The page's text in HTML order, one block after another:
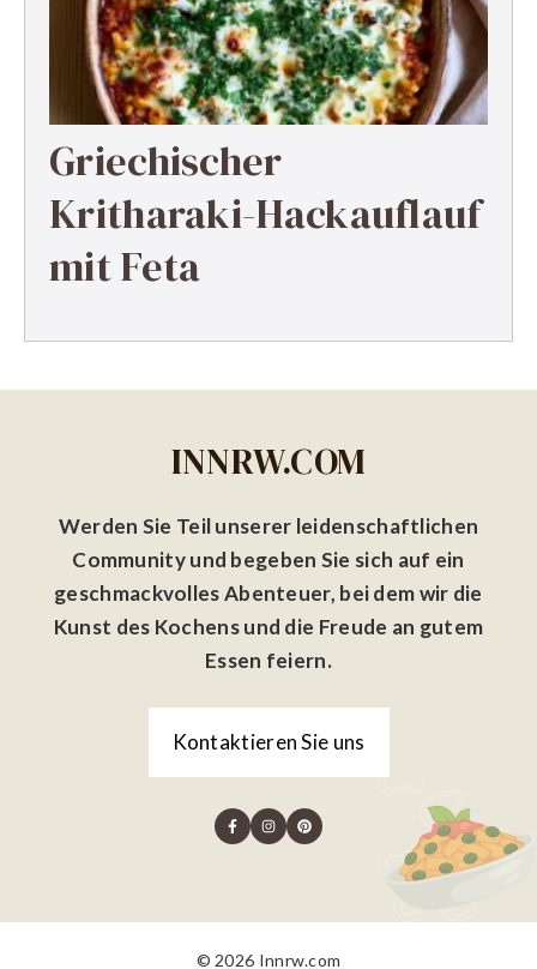
Griechischer
Kritharaki-Hackauflauf
mit Feta
INNRW.COM
Werden Sie Teil unserer leidenschaftlichen
Community und begeben Sie sich auf ein
geschmackvolles Abenteuer, bei dem wir die
Kunst des Kochens und die Freude an gutem
Essen feiern.
Kontaktieren Sie uns
© 2026 Innrw.com